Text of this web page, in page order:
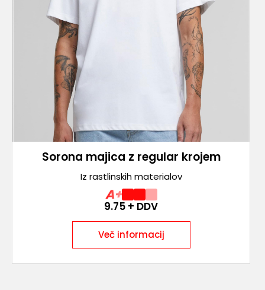
Sorona majica z regular krojem
Iz rastlinskih materialov
A+
9.75 + DDV
Več informacij